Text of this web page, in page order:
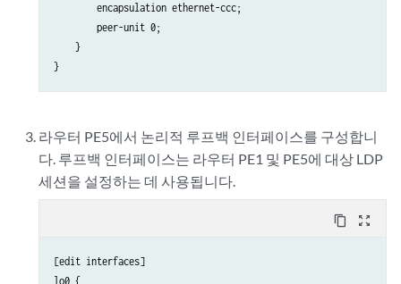
        encapsulation ethernet-ccc;
        peer-unit 0;
    }
라우터 PE5에서 논리적 루프백 인터페이스를 구성합니
다. 루프백 인터페이스는 라우터 PE1 및 PE5에 대상 LDP
세션을 설정하는 데 사용됩니다.
content_copy zoom_out_map
[edit interfaces]
lo0 {